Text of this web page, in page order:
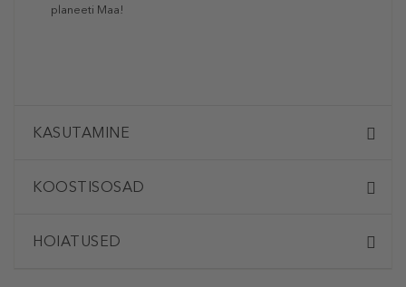
planeeti Maa!
KASUTAMINE
KOOSTISOSAD
HOIATUSED